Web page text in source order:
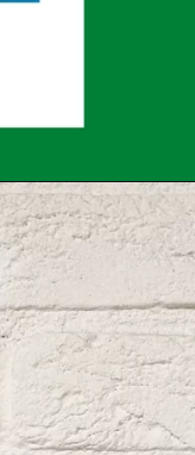
https://localseotoolsandtips.com/what-is-local-citation-and-why-it-is-important-for-every-business/